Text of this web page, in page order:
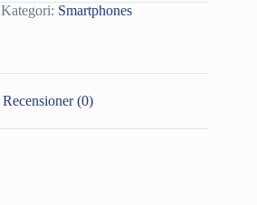
Kategori: Smartphones
Recensioner (0)